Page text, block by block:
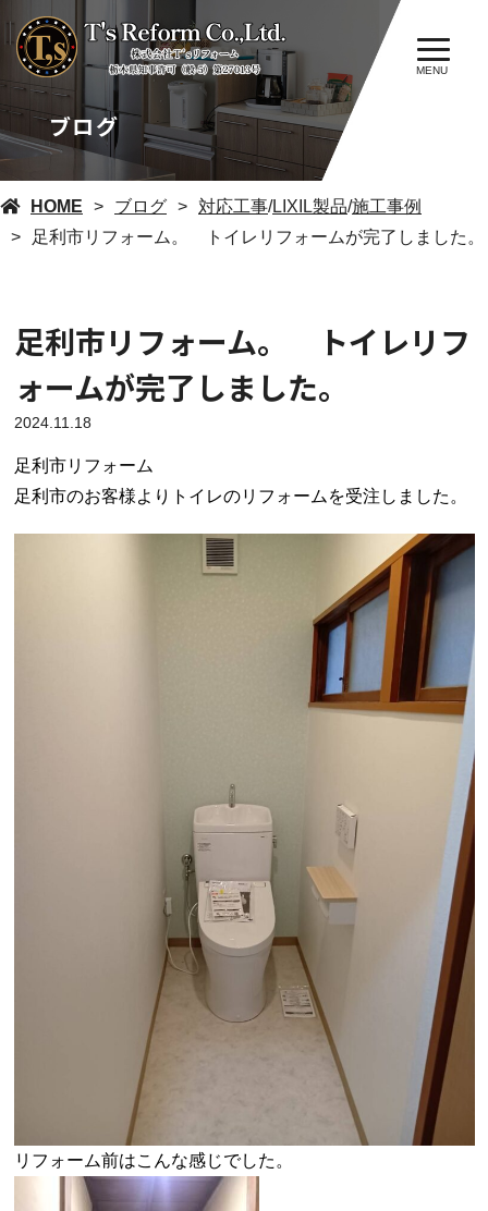
MENU
ブログ
HOME ブログ 対応工事/LIXIL製品/施工事例
足利市リフォーム。 トイレリフォームが完了しました。
足利市リフォーム。 トイレリフ
ォームが完了しました。
2024.11.18
足利市リフォーム
足利市のお客様よりトイレのリフォームを受注しました。
リフォーム前はこんな感じでした。